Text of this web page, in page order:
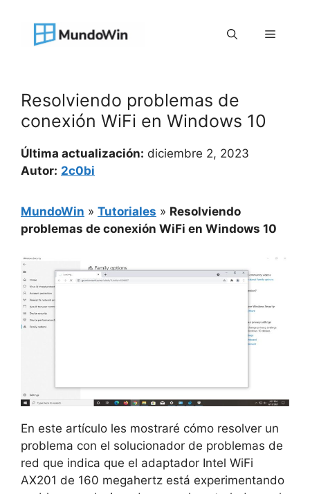
contenido
Menú
Resolviendo problemas de
conexión WiFi en Windows 10
Última actualización: diciembre 2, 2023
Autor: 2c0bi
MundoWin » Tutoriales » Resolviendo
problemas de conexión WiFi en Windows 10
En este artículo les mostraré cómo resolver un
problema con el solucionador de problemas de
red que indica que el adaptador Intel WiFi
AX201 de 160 megahertz está experimentando